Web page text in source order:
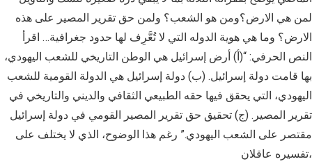
لمن هي الارض؟ومن هو الشعب؟ ولمن حق تقرير المصير على هذه
الارض؟ وما هي هوية الدوله التي لا تُعَّرِف لها حدود جغرافية… اقرأ
النص الحرفي: “(أ) أرض إسرائيل هي الوطن التاريخي للشعب اليهودي،
بها قامت دولة إسرائيل. (ب) دولة إسرائيل هي الدولة القومية للشعب
اليهودي، التي يحقق فيها حقه الطبيعي الثقافي والديني والتاريخي في
تقرير المصير. (ج) تحقيق حق تقرير المصير القومي في دولة إسرائيل
مقتصر على الشعب اليهودي.” رغم هذا الوضوح، الذي لا يختلف على
تفسيره عاقلان،